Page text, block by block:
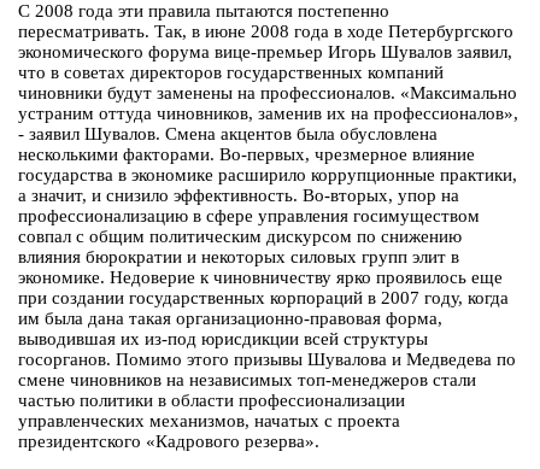
С 2008 года эти правила пытаются постепенно
пересматривать. Так, в июне 2008 года в ходе Петербургского
экономического форума вице-премьер Игорь Шувалов заявил,
что в советах директоров государственных компаний
чиновники будут заменены на профессионалов. «Максимально
устраним оттуда чиновников, заменив их на профессионалов»,
- заявил Шувалов. Смена акцентов была обусловлена
несколькими факторами. Во-первых, чрезмерное влияние
государства в экономике расширило коррупционные практики,
а значит, и снизило эффективность. Во-вторых, упор на
профессионализацию в сфере управления госимуществом
совпал с общим политическим дискурсом по снижению
влияния бюрократии и некоторых силовых групп элит в
экономике. Недоверие к чиновничеству ярко проявилось еще
при создании государственных корпораций в 2007 году, когда
им была дана такая организационно-правовая форма,
выводившая их из-под юрисдикции всей структуры
госорганов. Помимо этого призывы Шувалова и Медведева по
смене чиновников на независимых топ-менеджеров стали
частью политики в области профессионализации
управленческих механизмов, начатых с проекта
президентского «Кадрового резерва».